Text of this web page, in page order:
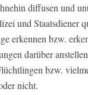
diffusen und
und Staatsdiener
erkennen bzw.
darüber
bzw.
nicht.